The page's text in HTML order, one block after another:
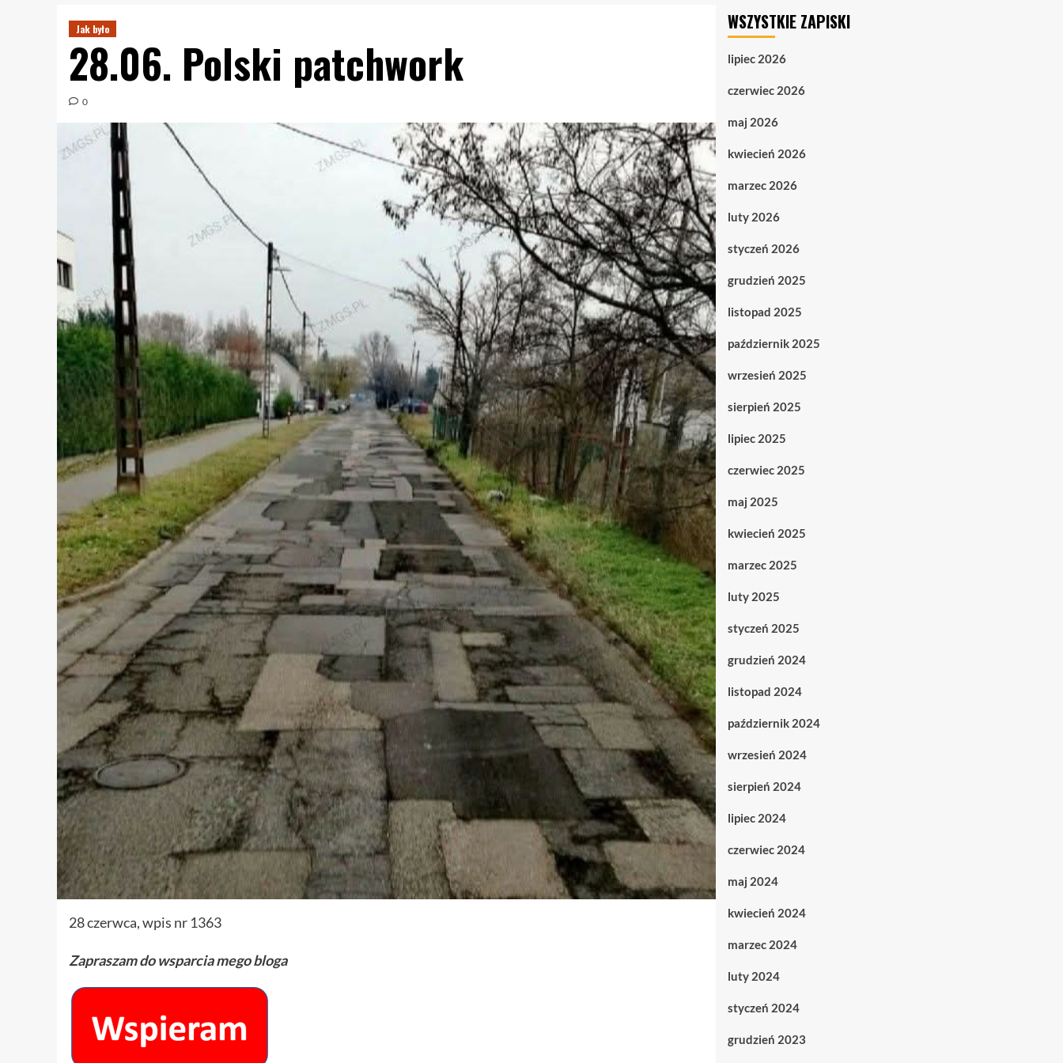
Jak było
28.06. Polski patchwork
0
28 czerwca, wpis nr 1363
Zapraszam do wsparcia mego bloga
WSZYSTKIE ZAPISKI
lipiec 2026
czerwiec 2026
maj 2026
kwiecień 2026
marzec 2026
luty 2026
styczeń 2026
grudzień 2025
listopad 2025
październik 2025
wrzesień 2025
sierpień 2025
lipiec 2025
czerwiec 2025
maj 2025
kwiecień 2025
marzec 2025
luty 2025
styczeń 2025
grudzień 2024
listopad 2024
październik 2024
wrzesień 2024
sierpień 2024
lipiec 2024
czerwiec 2024
maj 2024
kwiecień 2024
marzec 2024
luty 2024
styczeń 2024
grudzień 2023